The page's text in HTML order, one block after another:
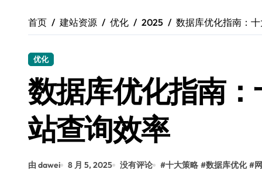
MySQL事务精要：iOS后端开发科技实战
首页 建站资源 优化 2025 数据库优化指南：
优化
数据库优化指南
站查询效率
由 dawei 8 月 5, 2025 没有评论 #十大策略 #数据库优化 #